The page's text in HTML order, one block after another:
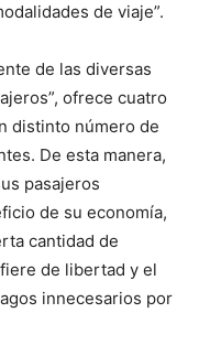
de viaje”.
de las diversas
ofrece cuatro
distinto número de
De esta manera,
pasajeros
de su economía,
cantidad de
de libertad y el
innecesarios por